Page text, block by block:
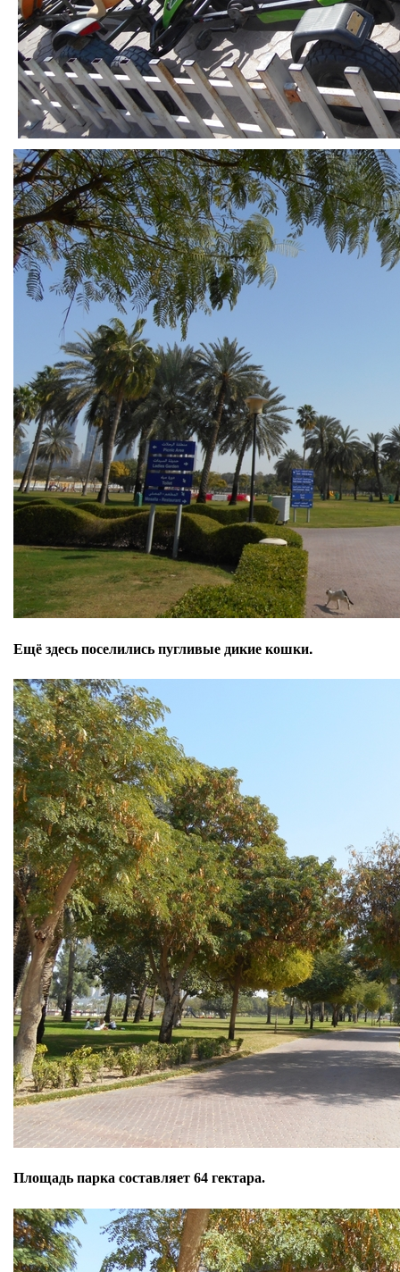
Ещё здесь поселились пугливые дикие кошки.
Площадь парка составляет 64 гектара.